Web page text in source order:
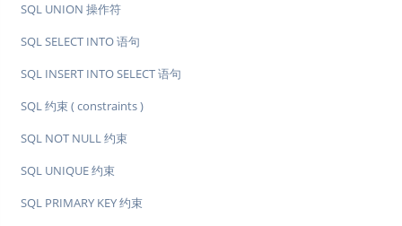
SQL UNION 操作符
SQL SELECT INTO 语句
SQL INSERT INTO SELECT 语句
SQL 约束 ( constraints )
SQL NOT NULL 约束
SQL UNIQUE 约束
SQL PRIMARY KEY 约束